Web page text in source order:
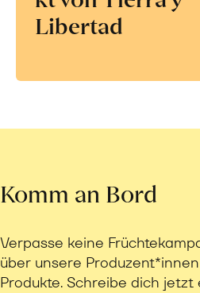
Libertad
Komm an Bord
Verpasse keine
über unsere
Produkte. Schreibe dich